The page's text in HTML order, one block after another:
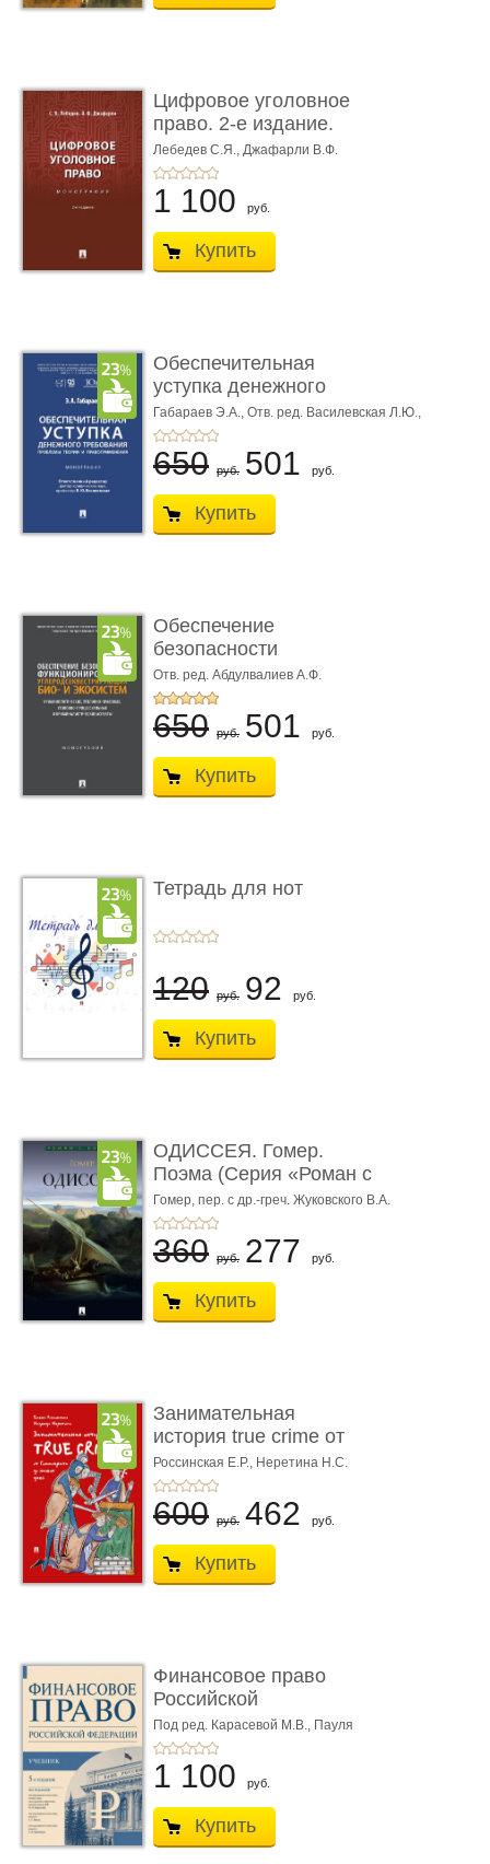
Цифровое уголовное
право. 2-е издание.
Монограф ...
Лебедев С.Я., Джафарли В.Ф.
1 100 руб.
Купить
Обеспечительная
уступка денежного
требования ...
Габараев Э.А., Отв. ред. Василевская Л.Ю.,
вступ. сл. Каретина М.Г.
650 руб. 501 руб.
Купить
Обеспечение
безопасности
функционирования уг
...
Отв. ред. Абдулвалиев А.Ф.
650 руб. 501 руб.
Купить
Тетрадь для нот
120 руб. 92 руб.
Купить
ОДИССЕЯ. Гомер.
Поэма (Серия «Роман с
книгой»)
Гомер, пер. с др.-греч. Жуковского В.А.
360 руб. 277 руб.
Купить
Занимательная
история true crime от
Гиппократа до � ...
Россинская Е.Р., Неретина Н.С.
600 руб. 462 руб.
Купить
Финансовое право
Российской
Федерации. 5-е изд�
...
Под ред. Карасевой М.В., Пауля
А.Г., Красюкова А.В.
1 100 руб.
Купить